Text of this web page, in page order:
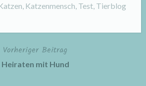
, Katzenmensch, Test, Tierblog
Vorheriger Beitrag
Heiraten mit Hund